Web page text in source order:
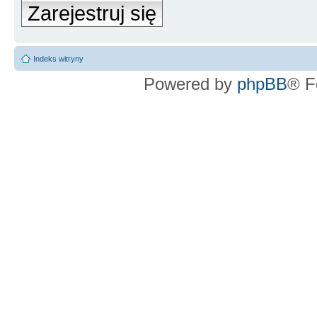
Zarejestruj się
Indeks witryny
Powered by phpBB®